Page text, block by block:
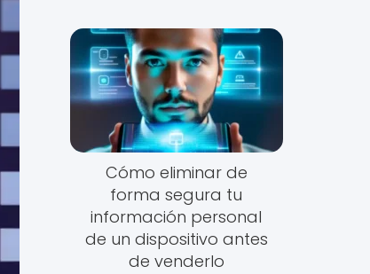
Cómo eliminar de
forma segura tu
información personal
de un dispositivo antes
de venderlo